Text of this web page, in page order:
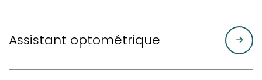
Assistant optométrique